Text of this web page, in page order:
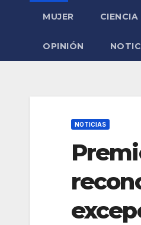
MUJER CIENCIA
OPINIÓN
NOTICIAS